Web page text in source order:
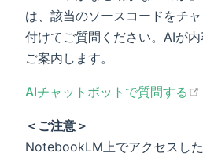
は、該当のソースコードをチ
付けてご質問ください。AIが
ご案内します。
AIチャットボットで質問する
＜ご注意＞
NotebookLM上でアクセスし